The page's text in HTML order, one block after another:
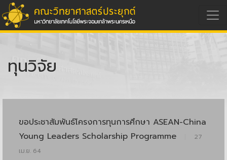
ทุนวิจัย
ขอประชาสัมพันธ์โครงการทุนการศึกษา ASEAN-China
Young Leaders Scholarship Programme
27
เม.ย. 64